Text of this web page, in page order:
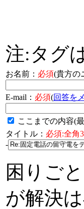
注:タグ
お名前： 必須(貴方の
E-mail： 必須(回答を
ここまでの内容(
タイトル： 必須:全角
-
困りご
が解決